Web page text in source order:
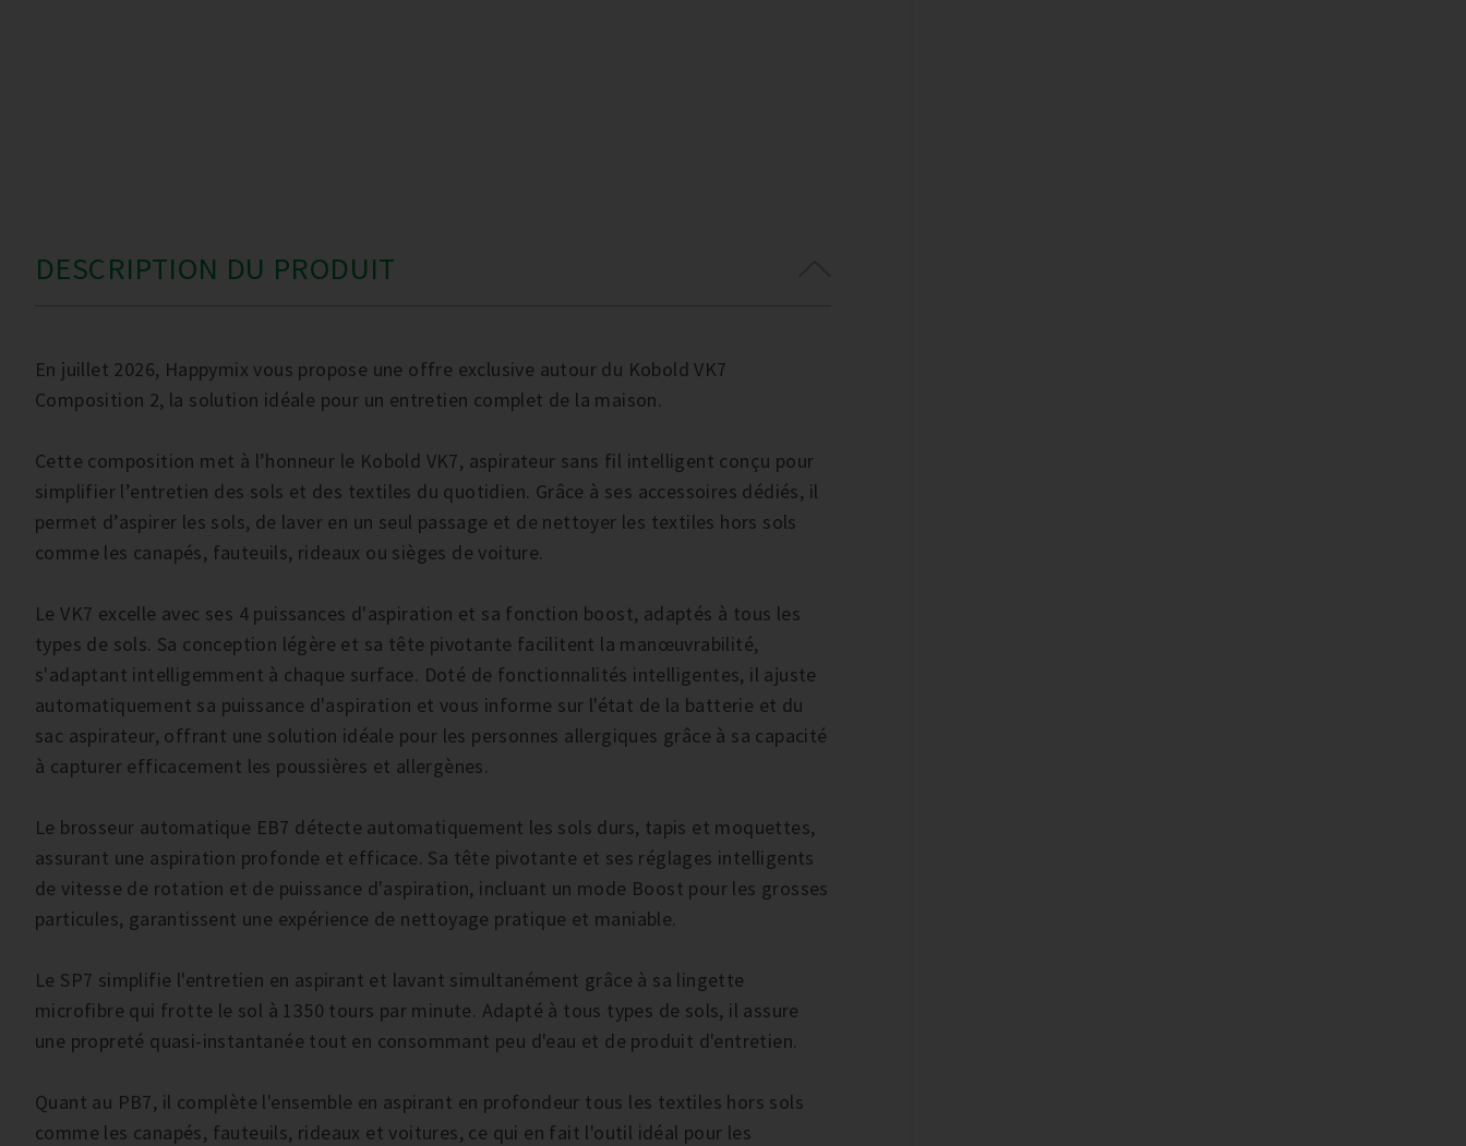
DESCRIPTION DU PRODUIT
En juillet 2026, Happymix vous propose une offre exclusive autour du Kobold VK7
Composition 2, la solution idéale pour un entretien complet de la maison.
Cette composition met à l’honneur le Kobold VK7, aspirateur sans fil intelligent conçu pour
simplifier l’entretien des sols et des textiles du quotidien. Grâce à ses accessoires dédiés, il
permet d’aspirer les sols, de laver en un seul passage et de nettoyer les textiles hors sols
comme les canapés, fauteuils, rideaux ou sièges de voiture.
Le VK7 excelle avec ses 4 puissances d'aspiration et sa fonction boost, adaptés à tous les
types de sols. Sa conception légère et sa tête pivotante facilitent la manœuvrabilité,
s'adaptant intelligemment à chaque surface. Doté de fonctionnalités intelligentes, il ajuste
automatiquement sa puissance d'aspiration et vous informe sur l'état de la batterie et du
sac aspirateur, offrant une solution idéale pour les personnes allergiques grâce à sa capacité
à capturer efficacement les poussières et allergènes.
Le brosseur automatique EB7 détecte automatiquement les sols durs, tapis et moquettes,
assurant une aspiration profonde et efficace. Sa tête pivotante et ses réglages intelligents
de vitesse de rotation et de puissance d'aspiration, incluant un mode Boost pour les grosses
particules, garantissent une expérience de nettoyage pratique et maniable.
Le SP7 simplifie l'entretien en aspirant et lavant simultanément grâce à sa lingette
microfibre qui frotte le sol à 1350 tours par minute. Adapté à tous types de sols, il assure
une propreté quasi-instantanée tout en consommant peu d'eau et de produit d'entretien.
Quant au PB7, il complète l'ensemble en aspirant en profondeur tous les textiles hors sols
comme les canapés, fauteuils, rideaux et voitures, ce qui en fait l'outil idéal pour les